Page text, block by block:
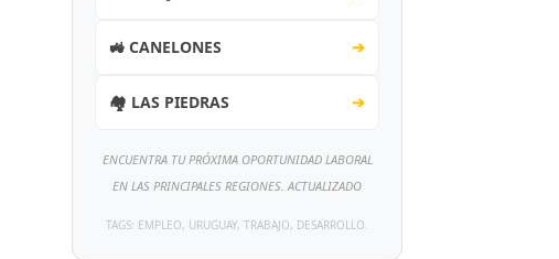
🚜 CANELONES ➔
🏘️ LAS PIEDRAS ➔
ENCUENTRA TU PRÓXIMA OPORTUNIDAD LABORAL
EN LAS PRINCIPALES REGIONES. ACTUALIZADO
TAGS: EMPLEO, URUGUAY, TRABAJO, DESARROLLO.